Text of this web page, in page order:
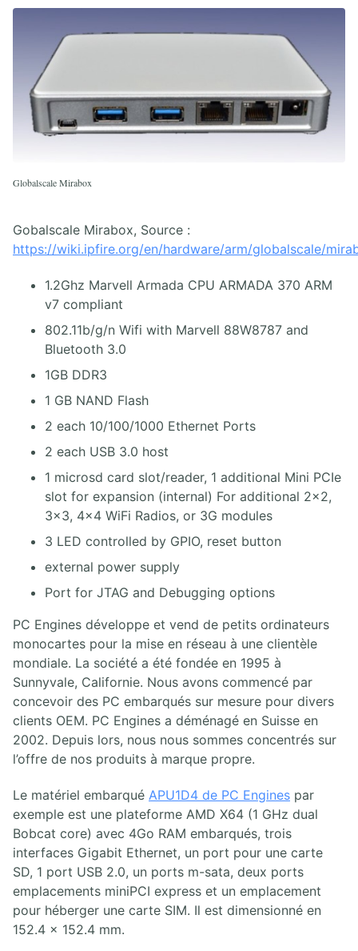
Globalscale Mirabox
Gobalscale Mirabox, Source :
https://wiki.ipfire.org/en/hardware/arm/globalscale/
1.2Ghz Marvell Armada CPU ARMADA 370 ARM
v7 compliant
802.11b/g/n Wifi with Marvell 88W8787 and
Bluetooth 3.0
1GB DDR3
1 GB NAND Flash
2 each 10/100/1000 Ethernet Ports
2 each USB 3.0 host
1 microsd card slot/reader, 1 additional Mini PCIe
slot for expansion (internal) For additional 2x2,
3x3, 4x4 WiFi Radios, or 3G modules
3 LED controlled by GPIO, reset button
external power supply
Port for JTAG and Debugging options
PC Engines développe et vend de petits ordinateurs
monocartes pour la mise en réseau à une clientèle
mondiale. La société a été fondée en 1995 à
Sunnyvale, Californie. Nous avons commencé par
concevoir des PC embarqués sur mesure pour divers
clients OEM. PC Engines a déménagé en Suisse en
2002. Depuis lors, nous nous sommes concentrés sur
l’offre de nos produits à marque propre.
Le matériel embarqué APU1D4 de PC Engines par
exemple est une plateforme AMD X64 (1 GHz dual
Bobcat core) avec 4Go RAM embarqués, trois
interfaces Gigabit Ethernet, un port pour une carte
SD, 1 port USB 2.0, un ports m-sata, deux ports
emplacements miniPCI express et un emplacement
pour héberger une carte SIM. Il est dimensionné en
152.4 x 152.4 mm.